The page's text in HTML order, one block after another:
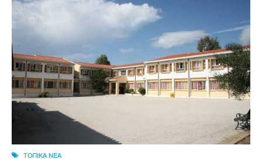
ΤΟΠΙΚΑ ΝΕΑ